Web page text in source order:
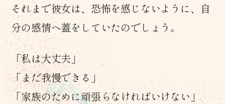
それまで彼女は、恐怖を感じないように、自
分の感情へ蓋をしていたのでしょう。
「私は大丈夫」
「まだ我慢できる」
「家族のために頑張らなければいけない」